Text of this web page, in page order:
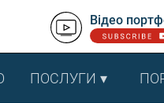
Відео
ПОСЛУГИ